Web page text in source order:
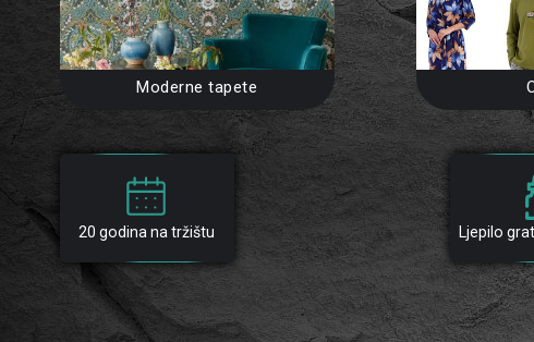
Moderne tapete
20 godina na tržištu Ljepilo